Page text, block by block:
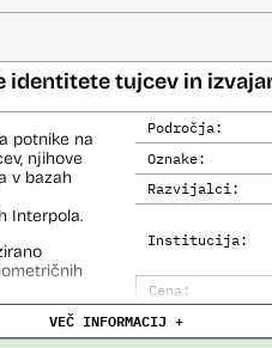
identitete tujcev in
Področja:
Oznake:
Razvijalci:
Institucija:
Cena:
Analiza učinka
potnike na
njihove
v bazah
Interpola.
VEČ INFORMACIJ +